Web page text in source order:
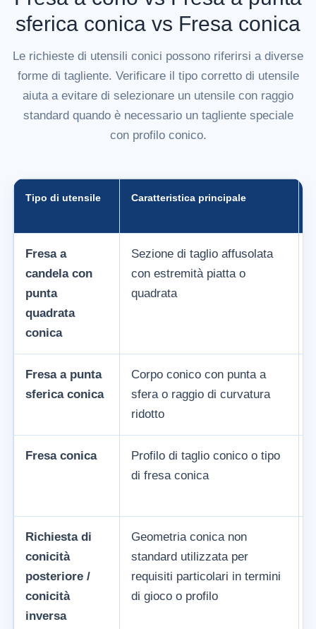
sferica conica vs Fresa conica
Le richieste di utensili conici possono riferirsi a diverse
forme di tagliente. Verificare il tipo corretto di utensile
aiuta a evitare di selezionare un utensile con raggio
standard quando è necessario un tagliente speciale
con profilo conico.
Tipo di utensile Caratteristica principale
Fresa a
candela con
punta
quadrata
conica
Sezione di taglio affusolata
con estremità piatta o
quadrata
Fresa a punta
sferica conica
Corpo conico con punta a
sfera o raggio di curvatura
ridotto
Fresa conica
Profilo di taglio conico o tipo
di fresa conica
Richiesta di
conicità
posteriore /
conicità
inversa
Geometria conica non
standard utilizzata per
requisiti particolari in termini
di gioco o profilo